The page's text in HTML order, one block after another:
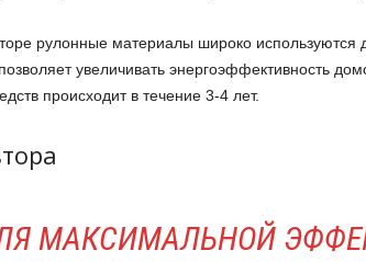
рулонные материалы широко используются
увеличивать энергоэффективность
происходит в течение 3-4 лет.
МАКСИМАЛЬНОЙ